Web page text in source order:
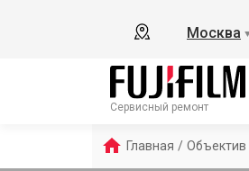
Москва
Сервисный ремонт
Главная / Объектив